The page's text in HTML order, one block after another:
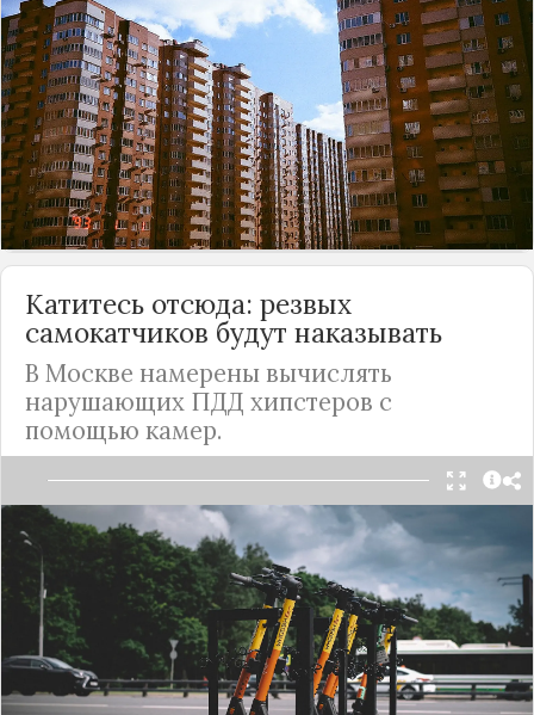
территории всей России. Пока каждый регион
может регулировать ограничения
самостоятельно. Однако 23 октября в Госдуме
рассмотрят обновленные правила - они
коснутся запрета на шум, проведения
строительных работ и штрафов.
Подробнее
Катитесь отсюда: резвых
самокатчиков будут наказывать
В Москве намерены вычислять
нарушающих ПДД хипстеров с
помощью камер.
Столичные власти прорабатывают вопрос
идентификации пользователей
электросамокатами и сигвеями. В решении
конфликтной ситуации, на которую жалуются
жители
Москвы, им помогают сотрудники МВД.
Они передвигаются по городу на
непозволительной скорости и угрожают жизни
пешеходов. Что предлагают сделать?